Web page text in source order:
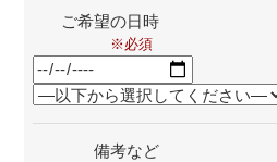
ご希望の日時
備考など